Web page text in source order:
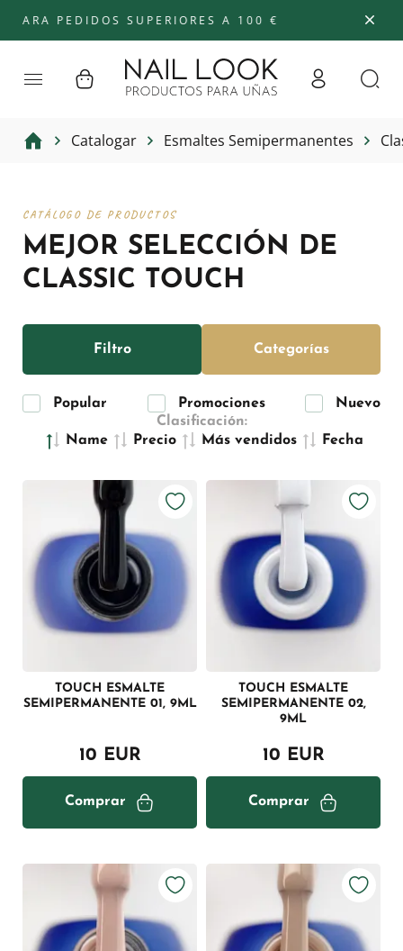
SUPERIORES A 100 €
Catalogar Esmaltes Semipermanentes
MEJOR SELECCIÓN DE
CLASSIC TOUCH
CATÁLOGO DE PRODUCTOS
Popular Promociones
Nuevo
Clasificación:
Name
Precio Más vendidos Fecha
TOUCH ESMALTE
SEMIPERMANENTE 01, 9ML
10 EUR
Comprar
TOUCH ESMALTE
SEMIPERMANENTE 02,
9ML
10 EUR
Comprar
Filtro Categorías